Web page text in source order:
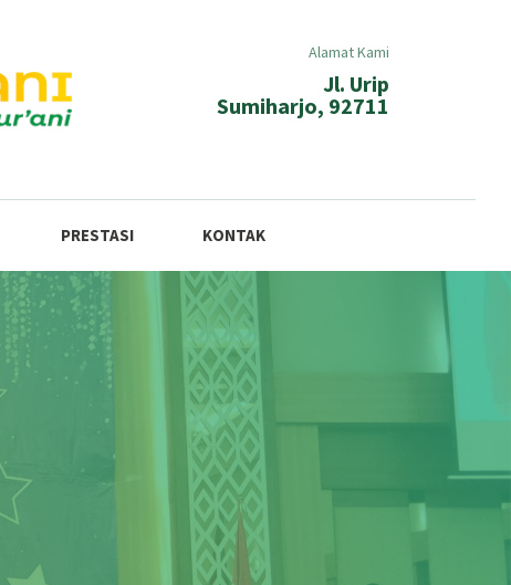
Alamat Kami
Jl. Urip
Sumiharjo, 92711
PRESTASI KONTAK